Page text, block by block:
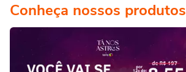
Conheça nossos produtos